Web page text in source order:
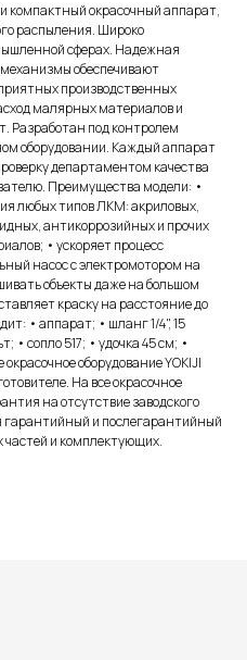
компактный окрасочный аппарат,
распыления. Широко
сферах. Надежная
обеспечивают
производственных
малярных материалов и
Разработан под контролем
оборудовании. Каждый аппарат
департаментом качества
Преимущества модели: •
любых типов ЛКМ: акриловых,
антикоррозийных и прочих
• ускоряет процесс
насос с электромотором на
объекты даже на большом
краску на расстояние до
• аппарат; • шланг 1/4", 15
• сопло 517; • удочка 45 см; •
оборудование YOKIJI
На все окрасочное
на отсутствие заводского
гарантийный и послегарантийный
частей и комплектующих.